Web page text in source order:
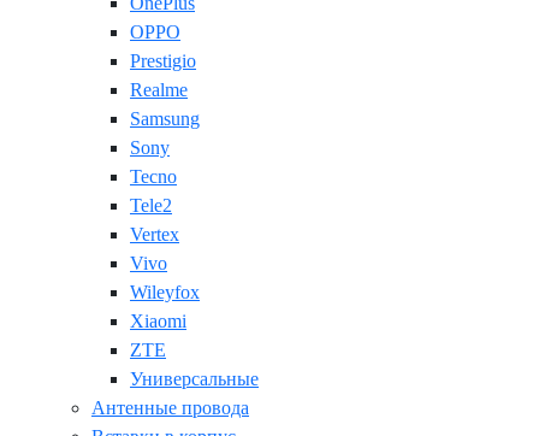
OPPO
Prestigio
Realme
Samsung
Sony
Tecno
Tele2
Vertex
Vivo
Wileyfox
Xiaomi
ZTE
Универсальные
Антенные провода